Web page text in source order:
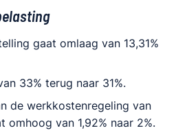
gaat omlaag van 13,31%
33% terug naar 31%.
de werkkostenregeling van
omhoog van 1,92% naar 2%.